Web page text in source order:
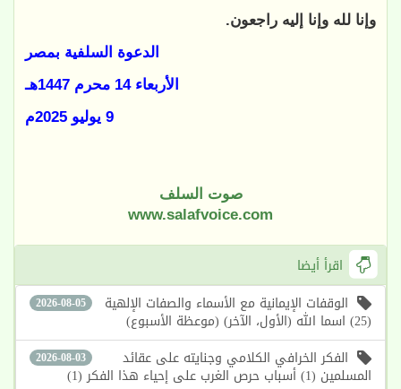
وإنا لله وإنا إليه راجعون.
الدعوة السلفية بمصر
الأربعاء 14 محرم 1447هـ
9 يوليو 2025م
صوت السلف
www.salafvoice.com
اقرأ أيضا
2026-08-05 الوقفات الإيمانية مع الأسماء والصفات الإلهية
(25) اسما الله (الأول، الآخر) (موعظة الأسبوع)
2026-08-03 الفكر الخرافي الكلامي وجنايته على عقائد
المسلمين (1) أسباب حرص الغرب على إحياء هذا الفكر (1)